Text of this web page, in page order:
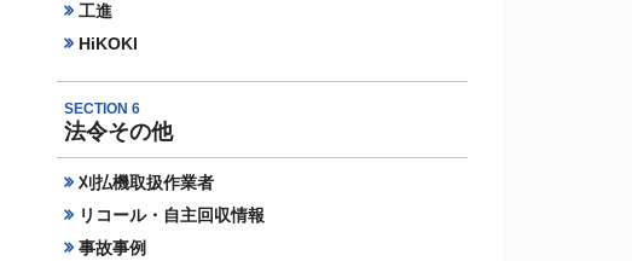
工進
HiKOKI
SECTION 6
法令その他
刈払機取扱作業者
リコール・自主回収情報
事故事例